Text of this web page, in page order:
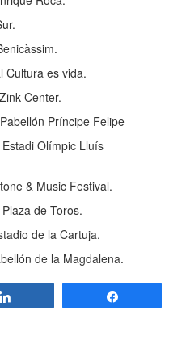
Cultura es vida.
Center.
Príncipe Felipe
Olímpic Lluís
& Music Festival.
de Toros.
de la Cartuja.
de la Magdalena.